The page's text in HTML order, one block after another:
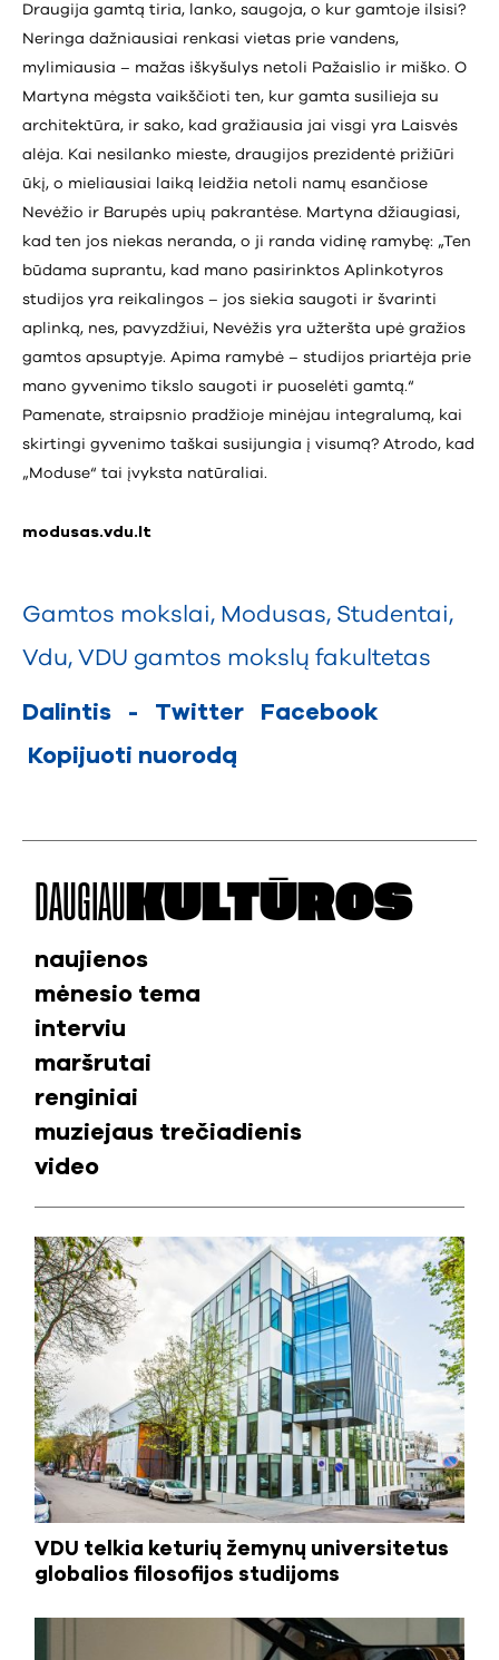
Draugija gamtą tiria, lanko, saugoja, o kur gamtoje ilsisi?
Neringa dažniausiai renkasi vietas prie vandens,
mylimiausia – mažas iškyšulys netoli Pažaislio ir miško. O
Martyna mėgsta vaikščioti ten, kur gamta susilieja su
architektūra, ir sako, kad gražiausia jai visgi yra Laisvės
alėja. Kai nesilanko mieste, draugijos prezidentė prižiūri
ūkį, o mieliausiai laiką leidžia netoli namų esančiose
Nevėžio ir Barupės upių pakrantėse. Martyna džiaugiasi,
kad ten jos niekas neranda, o ji randa vidinę ramybę: „Ten
būdama suprantu, kad mano pasirinktos Aplinkotyros
studijos yra reikalingos – jos siekia saugoti ir švarinti
aplinką, nes, pavyzdžiui, Nevėžis yra užteršta upė gražios
gamtos apsuptyje. Apima ramybė – studijos priartėja prie
mano gyvenimo tikslo saugoti ir puoselėti gamtą.“
Pamenate, straipsnio pradžioje minėjau integralumą, kai
skirtingi gyvenimo taškai susijungia į visumą? Atrodo, kad
„Moduse“ tai įvyksta natūraliai.
modusas.vdu.lt
Gamtos mokslai, Modusas, Studentai,
Vdu, VDU gamtos mokslų fakultetas
Dalintis - Twitter
Facebook
Kopijuoti nuorodą
DAUGIAU KULTŪROS
VDU telkia keturių žemynų universitetus
globalios filosofijos studijoms
naujienos
mėnesio tema
interviu
maršrutai
renginiai
muziejaus trečiadienis
video